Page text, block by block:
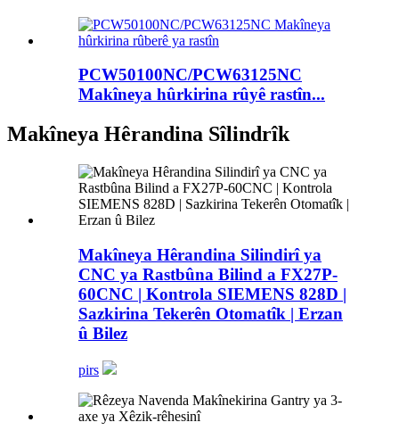
PCW50100NC/PCW63125NC
Makîneya hûrkirina rûyê rastîn...
Makîneya Hêrandina Sîlindrîk
Makîneya Hêrandina Silindirî ya
CNC ya Rastbûna Bilind a FX27P-
60CNC | Kontrola SIEMENS 828D |
Sazkirina Tekerên Otomatîk | Erzan
û Bilez
pirs